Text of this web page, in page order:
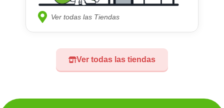
Ver todas las tiendas
Ver todas las Tiendas